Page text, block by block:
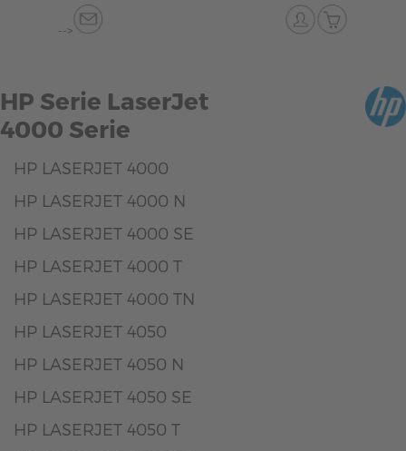
-->
HP Serie LaserJet
4000 Serie
HP LASERJET 4000
HP LASERJET 4000 N
HP LASERJET 4000 SE
HP LASERJET 4000 T
HP LASERJET 4000 TN
HP LASERJET 4050
HP LASERJET 4050 N
HP LASERJET 4050 SE
HP LASERJET 4050 T